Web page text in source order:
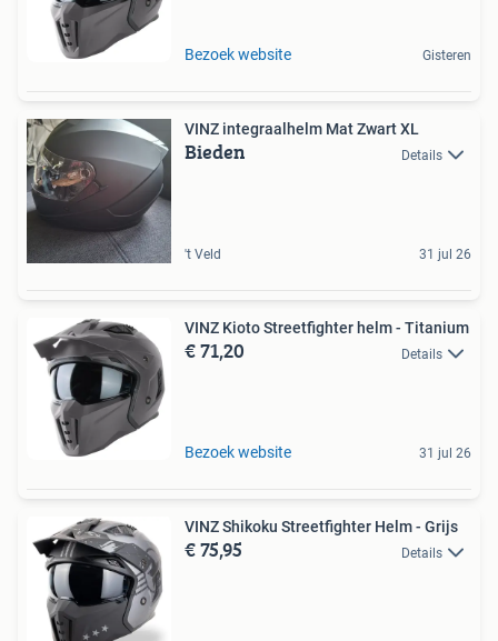
Bezoek website Gisteren
VINZ integraalhelm Mat Zwart XL
Bieden Details
't Veld 31 jul 26
VINZ Kioto Streetfighter helm - Titanium
€ 71,20 Details
Bezoek website 31 jul 26
VINZ Shikoku Streetfighter Helm - Grijs
€ 75,95 Details